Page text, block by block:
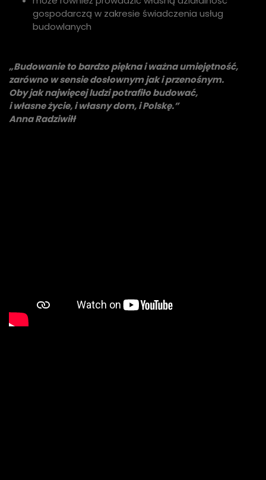
gospodarczą w zakresie świadczenia usług
budowlanych
„Budowanie to bardzo piękna i ważna umiejętność,
zarówno w sensie dosłownym jak i przenośnym.
Oby jak najwięcej ludzi potrafiło budować,
i własne życie, i własny dom, i Polskę.”
Anna Radziwiłł